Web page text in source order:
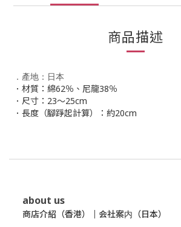
商品描述
．產地：日本
．材質：綿62％、尼龍38％
．尺寸：23～25cm
．長度（腳踭起計算）：約20cm
about us
商店介紹（香港） 会社案内（日本）